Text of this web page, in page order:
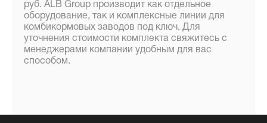
руб. ALB Group производит как отдельное
оборудование, так и комплексные линии для
комбикормовых заводов под ключ. Для
уточнения стоимости комплекта свяжитесь с
менеджерами компании удобным для вас
способом.